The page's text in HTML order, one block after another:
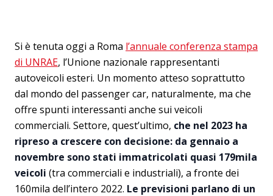
Si è tenuta oggi a Roma l’annuale conferenza stampa
di UNRAE, l’Unione nazionale rappresentanti
autoveicoli esteri. Un momento atteso soprattutto
dal mondo del passenger car, naturalmente, ma che
offre spunti interessanti anche sui veicoli
commerciali. Settore, quest’ultimo, che nel 2023 ha
ripreso a crescere con decisione: da gennaio a
novembre sono stati immatricolati quasi 179mila
veicoli (tra commerciali e industriali), a fronte dei
160mila dell’intero 2022. Le previsioni parlano di un